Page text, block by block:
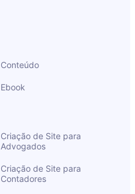
Conteúdo
Ebook
Criação de Site para
Advogados
Criação de Site para
Contadores